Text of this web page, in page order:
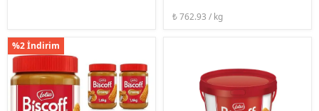
₺ 762.93 / kg
%2 İndirim